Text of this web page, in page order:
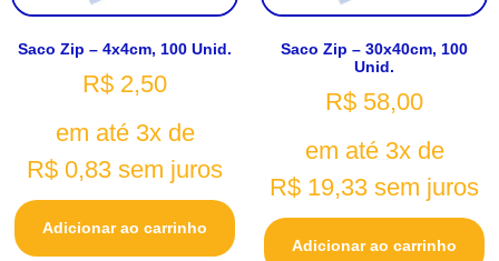
Saco Zip – 4x4cm, 100 Unid.
R$ 2,50
em até 3x de
R$ 0,83 sem juros
Adicionar ao carrinho
Saco Zip – 30x40cm, 100
Unid.
R$ 58,00
em até 3x de
R$ 19,33 sem juros
Adicionar ao carrinho